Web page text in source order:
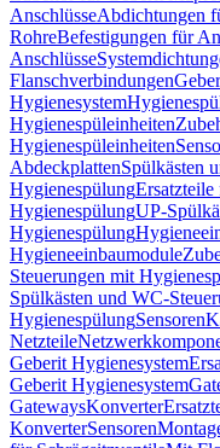
AnschlüsseAbdichtungen
RohreBefestigungen für
Anschlüsse
Flanschverbindungen
Hygienesystem
Hygienespüleinheiten
Hygienespüleinheiten
AbdeckplattenSpülkästen
Hygienespülung
HygienespülungUP-
Hygienespülung
Hygieneeinbaumodule
Steuerungen mit
Spülkästen und WC-
HygienespülungSensoren
Netzteile
Geberit Hygienesystem
Geberit Hygienesystem
GatewaysKonverter
KonverterSensoren